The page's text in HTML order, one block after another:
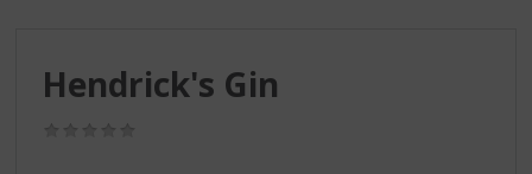
Hendrick's Gin